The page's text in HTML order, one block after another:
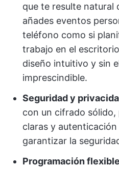
que te resulte natural
añades eventos
teléfono como si
trabajo en el
diseño intuitivo y sin
imprescindible.
Seguridad y
con un cifrado
claras y
garantizar la
Programación